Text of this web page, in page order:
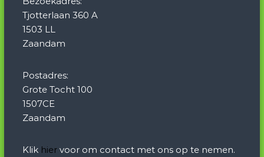
Tjotterlaan 360 A
1503 LL
Zaandam
Postadres:
Grote Tocht 100
1507CE
Zaandam
Klik hiervoor om contact met ons op te nemen.